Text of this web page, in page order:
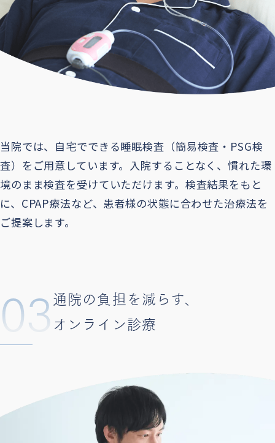
当院では、自宅でできる睡眠検査（簡易検査・PSG検
査）をご用意しています。入院することなく、慣れた環
境のまま検査を受けていただけます。検査結果をもと
に、CPAP療法など、患者様の状態に合わせた治療法を
ご提案します。
03通院の負担を減らす、
オンライン診療